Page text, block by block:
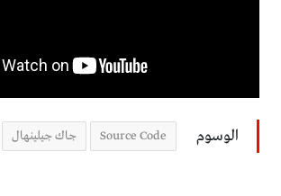
الوسوم Source Code جاك جيلينهال